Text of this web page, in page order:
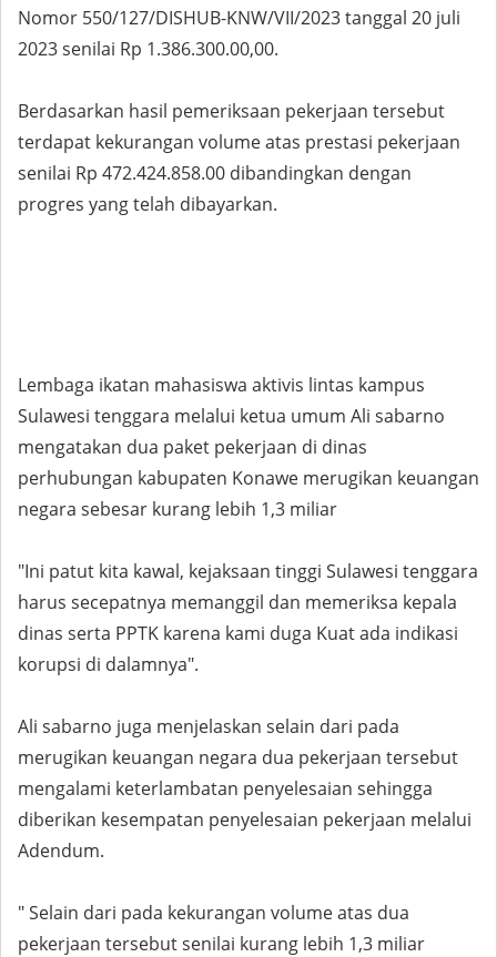
Nomor 550/127/DISHUB-KNW/VII/2023 tanggal 20 juli
2023 senilai Rp 1.386.300.00,00.
Berdasarkan hasil pemeriksaan pekerjaan tersebut
terdapat kekurangan volume atas prestasi pekerjaan
senilai Rp 472.424.858.00 dibandingkan dengan
progres yang telah dibayarkan.
Lembaga ikatan mahasiswa aktivis lintas kampus
Sulawesi tenggara melalui ketua umum Ali sabarno
mengatakan dua paket pekerjaan di dinas
perhubungan kabupaten Konawe merugikan keuangan
negara sebesar kurang lebih 1,3 miliar
"Ini patut kita kawal, kejaksaan tinggi Sulawesi tenggara
harus secepatnya memanggil dan memeriksa kepala
dinas serta PPTK karena kami duga Kuat ada indikasi
korupsi di dalamnya".
Ali sabarno juga menjelaskan selain dari pada
merugikan keuangan negara dua pekerjaan tersebut
mengalami keterlambatan penyelesaian sehingga
diberikan kesempatan penyelesaian pekerjaan melalui
Adendum.
" Selain dari pada kekurangan volume atas dua
pekerjaan tersebut senilai kurang lebih 1,3 miliar